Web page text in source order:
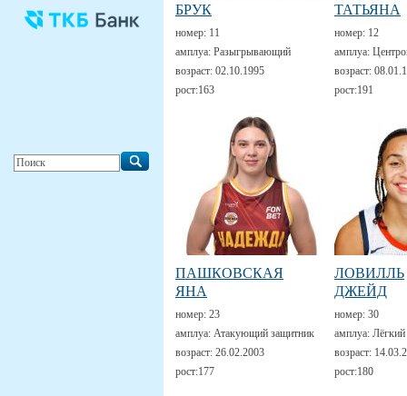
БРУК
номер: 11
амплуа: Разыгрывающий
возраст: 02.10.1995
рост:163
ТАТЬЯНА
номер: 12
амплуа:
возраст:
рост:191
ПАШКОВСКАЯ
ЯНА
номер: 23
амплуа: Атакующий защитник
возраст: 26.02.2003
рост:177
ЛОВИЛЛЬ
ДЖЕЙД
номер: 30
амплуа:
возраст:
рост:180